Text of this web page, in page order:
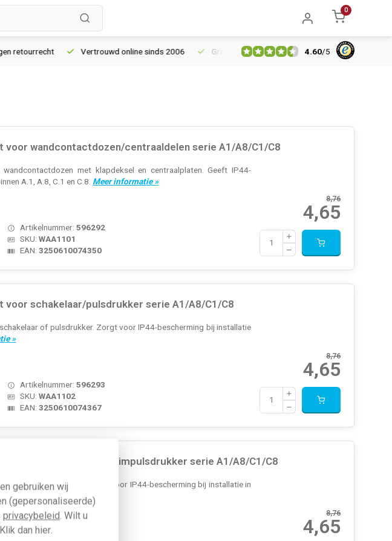
gebruiken wij
(gepersonaliseerde)
privacybeleid. Wilt u
dan hier.
0
Vertrouwd online sinds 2006 Gratis verzending vanaf € 150 5% extra
4.60/5
wandcontactdozen/centraaldelen serie A1/A8/C1/C8
met klapdeksel en centraalplaten. Geeft IP44-
A.1, A.8, C.1 en C.8. Meer informatie »
8,76
4,65
Artikelnummer:596292
SKU:WAA1101
EAN:3250610074350
schakelaar/pulsdrukker serie A1/A8/C1/C8
of pulsdrukker. Zorgt voor IP44-bescherming bij installatie
»
8,76
4,65
Artikelnummer:596293
SKU:WAA1102
EAN:3250610074367
sleutelschakelaar/impulsdrukker serie A1/A8/C1/C8
impulsdrukker. Voor IP44-bescherming bij installatie in
»
8,76
4,65